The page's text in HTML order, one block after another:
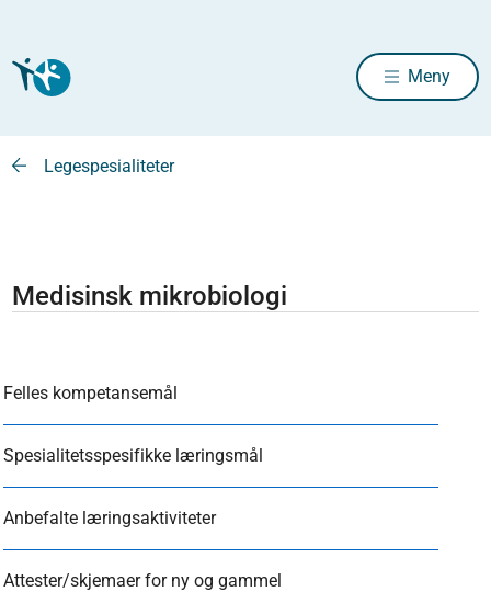
Meny
Legespesialiteter
Medisinsk mikrobiologi
Felles kompetansemål
Spesialitetsspesifikke læringsmål
Anbefalte læringsaktiviteter
Attester/skjemaer for ny og gammel